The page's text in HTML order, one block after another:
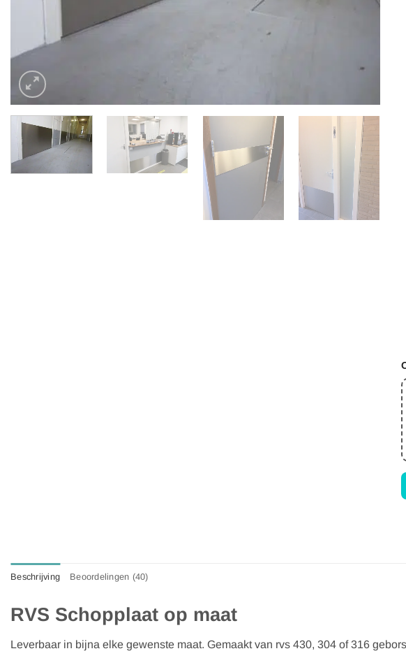
Beschrijving Beoordelingen (40)
RVS Schopplaat op maat
Leverbaar in bijna elke gewenste maat. Gemaakt van rvs 430, 304 of 316